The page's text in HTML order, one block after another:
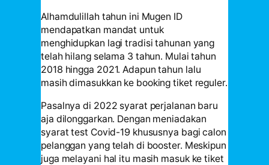
Alhamdulillah tahun ini Mugen ID
mendapatkan mandat untuk
menghidupkan lagi tradisi tahunan yang
telah hilang selama 3 tahun. Mulai tahun
2018 hingga 2021. Adapun tahun lalu
masih dimasukkan ke booking tiket reguler.
Pasalnya di 2022 syarat perjalanan baru
aja dilonggarkan. Dengan meniadakan
syarat test Covid-19 khususnya bagi calon
pelanggan yang telah di booster. Meskipun
juga melayani hal itu masih masuk ke tiket